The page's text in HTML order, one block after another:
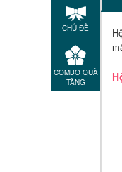
CHỦ ĐỀ
COMBO QUÀ
TẶNG